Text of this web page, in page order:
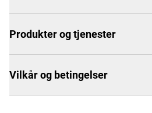
Produkter og tjenester
Vilkår og betingelser